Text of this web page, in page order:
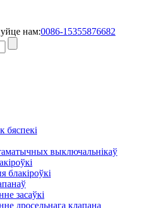
нам:0086-15355876682
бяспекі
выключальнікаў
засаўкі
дросельнага клапана